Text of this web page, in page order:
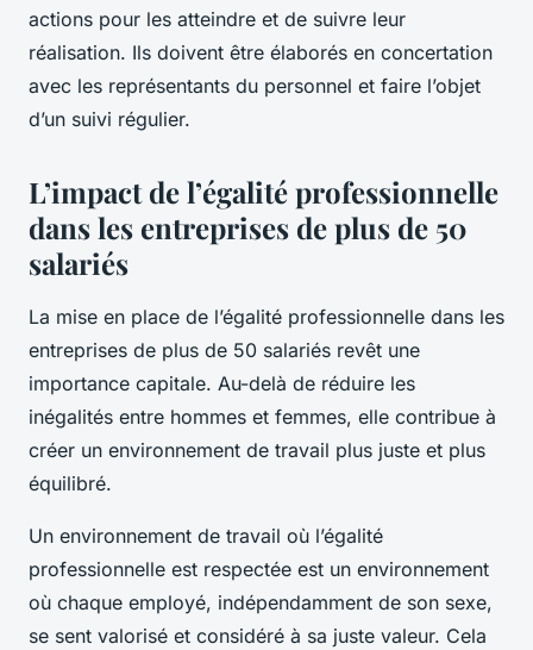
actions pour les atteindre et de suivre leur
réalisation. Ils doivent être élaborés en concertation
avec les représentants du personnel et faire l’objet
d’un suivi régulier.
L’impact de l’égalité professionnelle
dans les entreprises de plus de 50
salariés
La mise en place de l’égalité professionnelle dans les
entreprises de plus de 50 salariés revêt une
importance capitale. Au-delà de réduire les
inégalités entre hommes et femmes, elle contribue à
créer un environnement de travail plus juste et plus
équilibré.
Un environnement de travail où l’égalité
professionnelle est respectée est un environnement
où chaque employé, indépendamment de son sexe,
se sent valorisé et considéré à sa juste valeur. Cela